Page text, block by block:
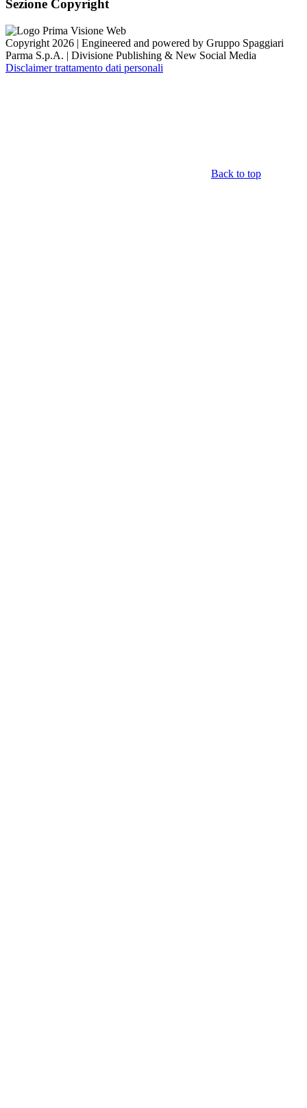
Sezione Copyright
Copyright 2026 | Engineered and powered by Gruppo Spaggiari
Parma S.p.A. | Divisione Publishing & New Social Media
Disclaimer trattamento dati personali
Back to top